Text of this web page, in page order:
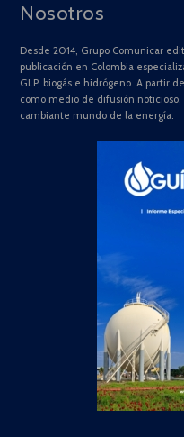
Nosotros
Desde 2014, Grupo Comunicar
publicación en Colombia
GLP, biogás e hidrógeno. A partir
como medio de difusión
cambiante mundo de la energía.